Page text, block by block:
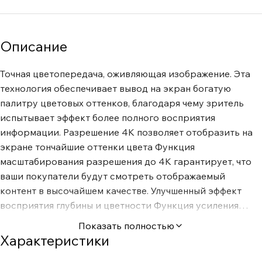
Описание
Точная цветопередача, оживляющая изображение. Эта
технология обеспечивает вывод на экран богатую
палитру цветовых оттенков, благодаря чему зритель
испытывает эффект более полного восприятия
информации. Разрешение 4К позволяет отобразить на
экране тончайшие оттенки цвета Функция
масштабирования разрешения до 4K гарантирует, что
ваши покупатели будут смотреть отображаемый
контент в высочайшем качестве. Улучшенный эффект
восприятия глубины и цветности Функция усиления
контрастности (Contrast Enhancer) динамически
регулирует контрастность, что способствует усилению
ощущения глубины и цветности Удивительная
Показать полностью
Характеристики